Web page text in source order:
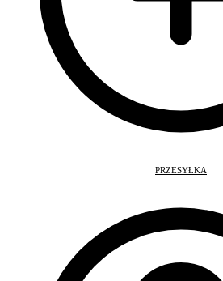
PRZESYŁKA